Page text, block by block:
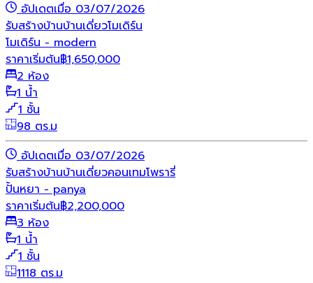
อัปเดตเมื่อ 03/07/2026
รับสร้างบ้านบ้านเดี่ยวโมเดิร์น
โมเดิร์น - modern
ราคาเริ่มต้น฿1,650,000
2 ห้อง
1 น้ำ
1 ชั้น
98 ตร.ม
อัปเดตเมื่อ 03/07/2026
รับสร้างบ้านบ้านเดี่ยวคอนเทมโพรารี่
ปั้นหยา - panya
ราคาเริ่มต้น฿2,200,000
3 ห้อง
1 น้ำ
1 ชั้น
1118 ตร.ม